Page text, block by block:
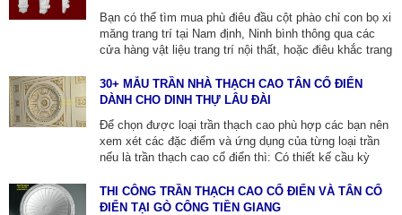
Bạn có thể tìm mua phù điêu đầu cột phào chỉ con bọ xi
măng trang trí tại Nam định, Ninh bình thông qua các
cửa hàng vật liệu trang trí nội thất, hoặc điêu khắc trang
ZALO:0913805771, Cty chúng tôi chuyên về phào chỉ,
phù điêu, con bọ xi măng đúc sẵn thi công lắp đặt tại
30+ MẪU TRẦN NHÀ THẠCH CAO TÂN CỔ ĐIỂN
DÀNH CHO DINH THỰ LÂU ĐÀI
Để chọn được loại trần thạch cao phù hợp các bạn nên
xem xét các đặc điểm và ứng dụng của từng loại trần
nếu là trần thạch cao cổ điển thì: Có thiết kế cầu kỳ
chủ đạo. Tuy trần cổ điển mang lại vẻ đẹp sang trọng
nhưng việc thi công có thể tốn kém hơn và yêu cầu bản
THI CÔNG TRẦN THẠCH CAO CỔ ĐIỂN VÀ TÂN CỔ
ĐIỂN TẠI GÒ CÔNG TIỀN GIANG